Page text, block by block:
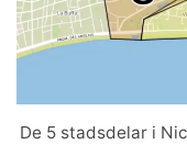
De 5 stadsdelar i